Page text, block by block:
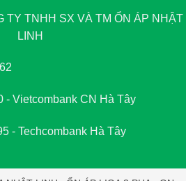
TY TNHH SX VÀ TM ỔN ÁP NHẬT
LINH
- Vietcombank CN Hà Tây
- Techcombank Hà Tây